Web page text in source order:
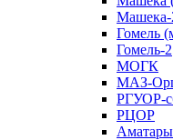
Машека-
Гомель
Гомель-2
МОГК
МАЗ-
РГУОР-
РЦОР
Аматары